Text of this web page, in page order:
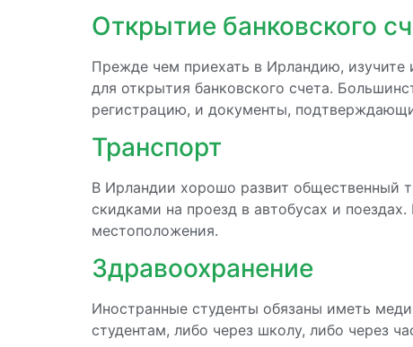
Открытие банковского
Прежде чем приехать в Ирландию,
для открытия банковского счета.
регистрацию, и документы,
Транспорт
В Ирландии хорошо развит общественный
скидками на проезд в автобусах и
местоположения.
Здравоохранение
Иностранные студенты обязаны иметь
студентам, либо через школу, либо через